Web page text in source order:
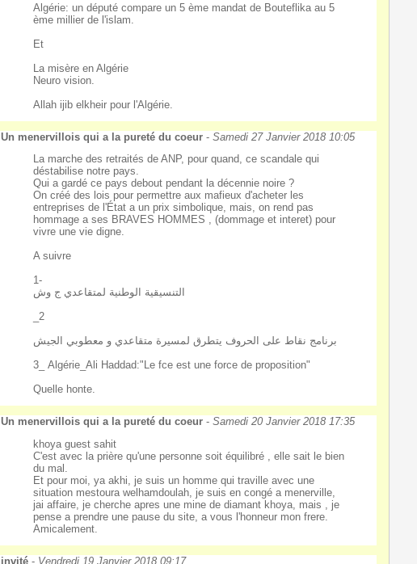
Algérie: un député compare un 5 ème mandat de Bouteflika au 5
ème millier de l'islam.
Et
La misère en Algérie
Neuro vision.
Allah ijib elkheir pour l'Algérie.
Un menervillois qui a la pureté du coeur -Samedi 27 Janvier 2018 10:05
La marche des retraités de ANP, pour quand, ce scandale qui
déstabilise notre pays.
Qui a gardé ce pays debout pendant la décennie noire ?
On créé des lois pour permettre aux mafieux d'acheter les
entreprises de l'État a un prix simbolique, mais, on rend pas
hommage a ses BRAVES HOMMES , (dommage et interet) pour
vivre une vie digne.
A suivre
1-
التنسيقية الوطنية لمتقاعدي ج وش
_2
برنامج نقاط على الحروف يتطرق لمسيرة متقاعدي و معطوبي الجيش
3_ Algérie_Ali Haddad:"Le fce est une force de proposition"
Quelle honte.
Un menervillois qui a la pureté du coeur -Samedi 20 Janvier 2018 17:35
khoya guest sahit
C'est avec la prière qu'une personne soit équilibré , elle sait le bien
du mal.
Et pour moi, ya akhi, je suis un homme qui traville avec une
situation mestoura welhamdoulah, je suis en congé a menerville,
jai affaire, je cherche apres une mine de diamant khoya, mais , je
pense a prendre une pause du site, a vous l'honneur mon frere.
Amicalement.
invité - Vendredi 19 Janvier 2018 09:17